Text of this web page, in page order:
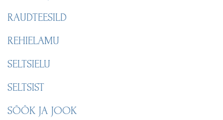
RAUDTEESILD
REHIELAMU
SELTSIELU
SELTSIST
SÖÖK JA JOOK